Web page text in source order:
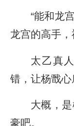
“能和龙
龙宫的高手
太乙真
错，让杨戬心
大概，
豪吧。